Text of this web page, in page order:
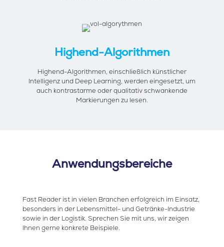
Highend-Algorithmen
Highend-Algorithmen, einschließlich künstlicher
Intelligenz und Deep Learning, werden eingesetzt, um
auch kontrastarme oder qualitativ schwankende
Markierungen zu lesen.
Anwendungsbereiche
Fast Reader ist in vielen Branchen erfolgreich im Einsatz,
besonders in der Lebensmittel- und Getränke-Industrie
sowie in der Logistik. Sprechen Sie mit uns, wir zeigen
Ihnen gerne konkrete Beispiele.